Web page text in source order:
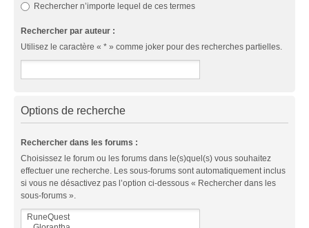
Rechercher n’importe lequel de ces termes
Rechercher par auteur :
Utilisez le caractère « * » comme joker pour des recherches partielles.
Options de recherche
Rechercher dans les forums :
Choisissez le forum ou les forums dans le(s)quel(s) vous souhaitez
effectuer une recherche. Les sous-forums sont automatiquement inclus
si vous ne désactivez pas l’option ci-dessous « Rechercher dans les
sous-forums ».